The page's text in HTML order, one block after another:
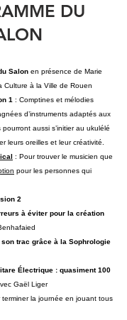
DU
Salon en présence de Marie
Culture à la Ville de Rouen
1 : Comptines et mélodies
d’instruments adaptés aux
aussi s’initier au ukulélé
leurs oreilles et leur créativité.
: Pour trouver le musicien que
pour les personnes qui
2
à éviter pour la création
trac grâce à la Sophrologie
Électrique : quasiment 100
Gaël Liger
terminer la journée en jouant tous